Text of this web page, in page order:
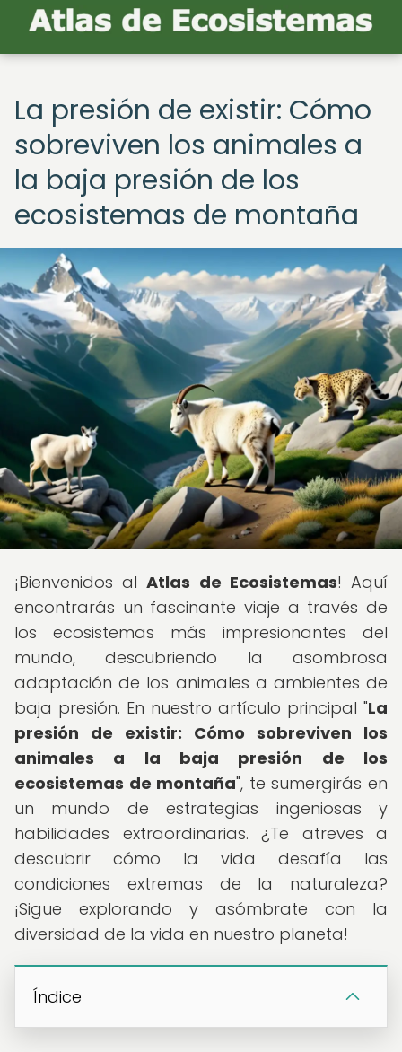
La presión de existir: Cómo
sobreviven los animales a
la baja presión de los
ecosistemas de montaña
¡Bienvenidos alAtlas de Ecosistemas! Aquí
encontrarás un fascinante viaje a través de
los ecosistemas más impresionantes del
mundo, descubriendo la asombrosa
adaptación de los animales a ambientes de
baja presión. En nuestro artículo principal "La
presión de existir: Cómo sobreviven los
animales a la baja presión de los
ecosistemas de montaña", te sumergirás en
un mundo de estrategias ingeniosas y
habilidades extraordinarias. ¿Te atreves a
descubrir cómo la vida desafía las
condiciones extremas de la naturaleza?
¡Sigue explorando y asómbrate con la
diversidad de la vida en nuestro planeta!
Índice